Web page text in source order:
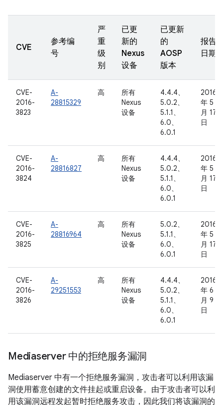
CVE
参考编
号
严
重
级
别
已更
新的
Nexus
设备
已更新
的
AOSP
版本
报告
日期
CVE-
2016-
3823
A-
28815329
高
所有
Nexus
设备
4.4.4、
5.0.2、
5.1.1、
6.0、
6.0.1
2016
年 5
月 17
日
CVE-
2016-
3824
A-
28816827
高
所有
Nexus
设备
4.4.4、
5.0.2、
5.1.1、
6.0、
6.0.1
2016
年 5
月 17
日
CVE-
2016-
3825
A-
28816964
高
所有
Nexus
设备
5.0.2、
5.1.1、
6.0、
6.0.1
2016
年 5
月 17
日
CVE-
2016-
3826
A-
29251553
高
所有
Nexus
设备
4.4.4、
5.0.2、
5.1.1、
6.0、
6.0.1
2016
年 6
月 9
日
Mediaserver 中的拒绝服务漏洞
Mediaserver 中有一个拒绝服务漏洞，攻击者可以利用该漏
洞使用蓄意创建的文件挂起或重启设备。由于攻击者可以利
用该漏洞远程发起暂时拒绝服务攻击，因此我们将该漏洞的